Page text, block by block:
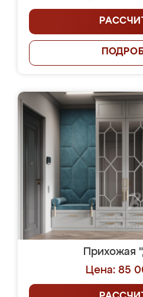
Прихожая
Цена: 85